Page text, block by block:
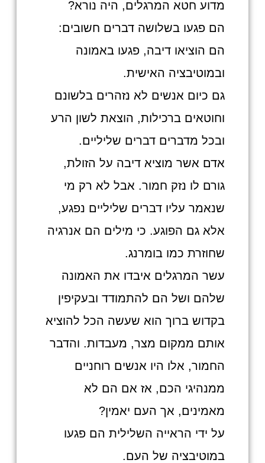
מדוע חטא המרגלים, היה נורא?
הם פגעו בשלושה דברים חשובים:
הם הוציאו דיבה, פגעו באמונה
ובמוטיבציה האישית.
גם כיום אנשים לא נזהרים בלשונם
וחוטאים ברכילות, הוצאת לשון הרע
ובכל מדברים דברים שליליים.
אדם אשר מוציא דיבה על הזולת,
גורם לו נזק חמור. אבל לא רק מי
שנאמר עליו דברים שליליים נפגע,
אלא גם הפוגע. כי מילים הם אנרגיה
שחוזרת כמו בומרנג.
עשר המרגלים איבדו את האמונה
שלהם ושל הם להתמודד ובעקיפין
בקדוש ברוך הוא שעשה הכל להוציא
אותם ממקום מצר, מעבדות. והדבר
החמור, אלו היו אנשים רוחניים
ממנהיגי הכם, אז אם הם לא
מאמינים, אך העם יאמין?
על ידי הראייה השלילית הם פגעו
במוטיבציה של העם.